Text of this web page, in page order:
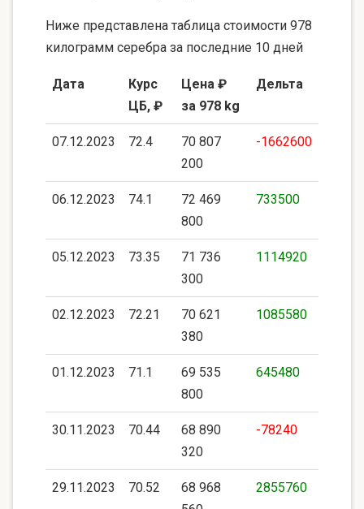
Ниже представлена таблица стоимости 978
килограмм серебра за последние 10 дней
Дата
Курс
ЦБ, ₽
Цена ₽
за 978 kg
Дельта
07.12.2023 72.4
70 807
200
-1662600
06.12.2023 74.1
72 469
800
733500
05.12.2023 73.35
71 736
300
1114920
02.12.2023 72.21
70 621
380
1085580
01.12.2023 71.1
69 535
800
645480
30.11.2023 70.44
68 890
320
-78240
29.11.2023 70.52
68 968
2855760